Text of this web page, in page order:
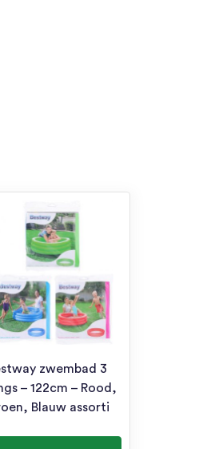
zwembad 3
– 122cm – Rood,
Blauw assorti